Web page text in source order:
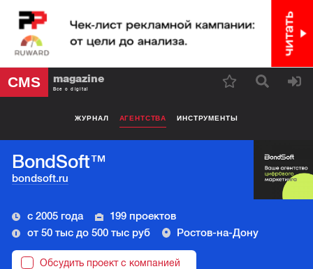
CMS magazine
Все о digital
ЖУРНАЛ АГЕНТСТВА ИНСТРУМЕНТЫ
BondSoft™
bondsoft.ru
с 2005 года
199 проектов
от 50 тыс до 500 тыс руб
Ростов-на-Дону
Обсудить проект с компанией